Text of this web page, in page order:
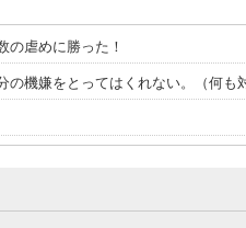
の虐めに勝った！
機嫌をとってはくれない。（何も